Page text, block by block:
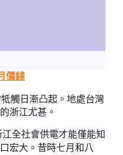
價錢
觸日漸凸起。地處台灣
浙江尤甚。
全社會供電才能僅能知
宏大。昔時七月和八